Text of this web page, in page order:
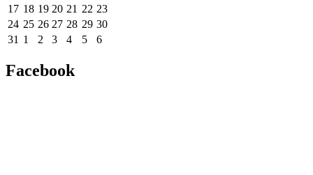
17 18 19 20 21 22 23
24 25 26 27 28 29 30
31 1 2 3 4 5 6
Facebook